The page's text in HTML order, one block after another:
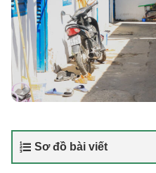
Sơ đồ bài viết